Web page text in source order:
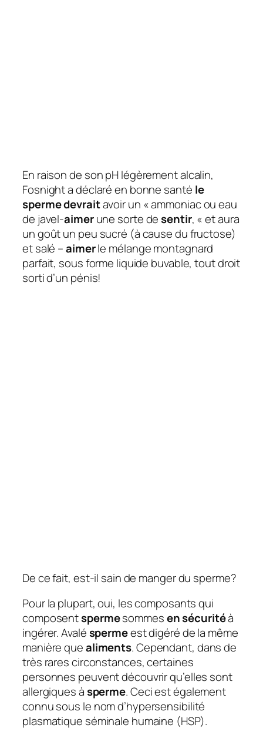
En raison de son pH légèrement alcalin,
Fosnight a déclaré en bonne santé le
sperme devraitavoir un « ammoniac ou eau
de javel-aimerune sorte desentir, « et aura
un goût un peu sucré (à cause du fructose)
et salé –aimerle mélange montagnard
parfait, sous forme liquide buvable, tout droit
sorti d’un pénis!
De ce fait, est-il sain de manger du sperme?
Pour la plupart, oui, les composants qui
composentspermesommesen sécuritéà
ingérer. Avaléspermeest digéré de la même
manière quealiments. Cependant, dans de
très rares circonstances, certaines
personnes peuvent découvrir qu’elles sont
allergiques àsperme. Ceci est également
connu sous le nom d’hypersensibilité
plasmatique séminale humaine (HSP).